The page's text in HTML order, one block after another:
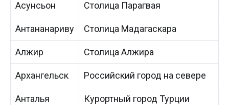
Асунсьон Столица Парагвая
Антананариву Столица Мадагаскара
Алжир Столица Алжира
Архангельск Российский город на севере
Анталья Курортный город Турции